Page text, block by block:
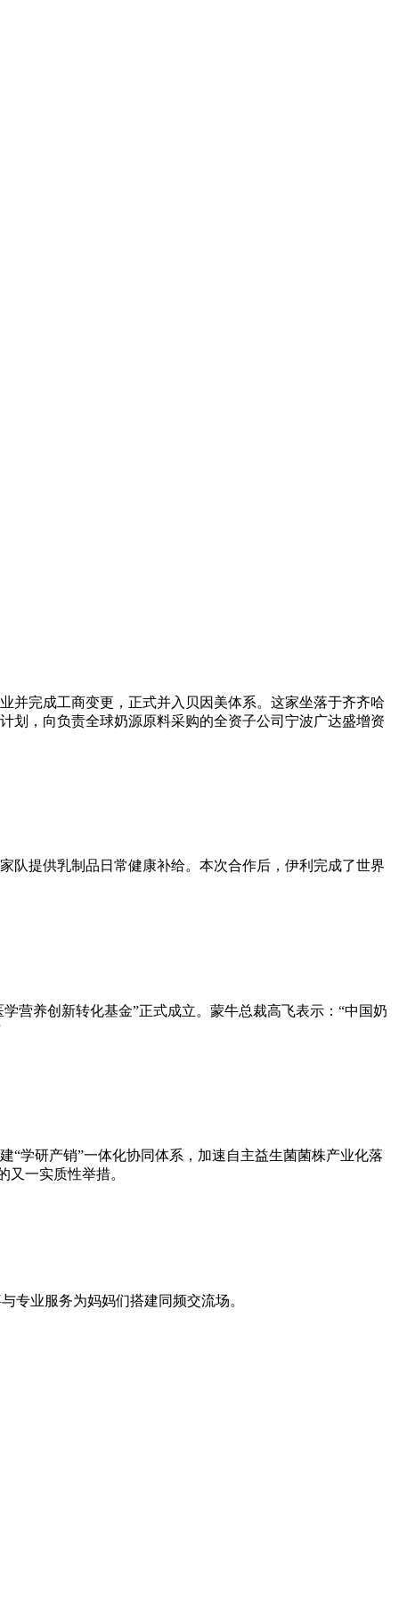
并完成工商变更，正式并入贝因美体系。这家坐落于齐齐哈
划，向负责全球奶源原料采购的全资子公司宁波广达盛增资
队提供乳制品日常健康补给。本次合作后，伊利完成了世界
营养创新转化基金”正式成立。蒙牛总裁高飞表示：“中国奶
“学研产销”一体化协同体系，加速自主益生菌菌株产业化落
又一实质性举措。
专业服务为妈妈们搭建同频交流场。